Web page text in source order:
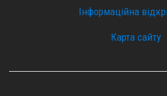
Інформаційна
Карта сайту